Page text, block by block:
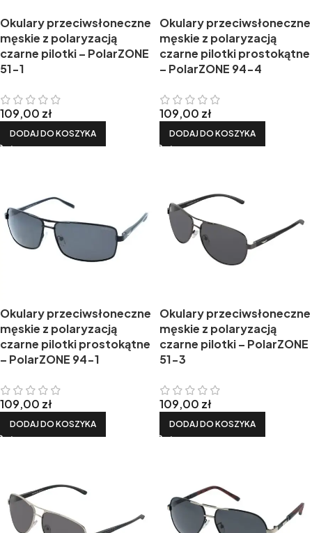
Okulary przeciwsłoneczne
męskie z polaryzacją
czarne pilotki – PolarZONE
51-1
109,00 zł
DODAJ DO KOSZYKA
Okulary przeciwsłoneczne
męskie z polaryzacją
czarne pilotki prostokątne
– PolarZONE 94-4
109,00 zł
DODAJ DO KOSZYKA
Okulary przeciwsłoneczne
męskie z polaryzacją
czarne pilotki prostokątne
– PolarZONE 94-1
109,00 zł
DODAJ DO KOSZYKA
Okulary przeciwsłoneczne
męskie z polaryzacją
czarne pilotki – PolarZONE
51-3
109,00 zł
DODAJ DO KOSZYKA